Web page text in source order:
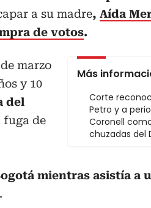
a su madre, Aída
de votos.
Más
Corte
Petro y a
Coronell
chuzadas del
marzo
y 10
del
fuga de
mientras asistía a
.